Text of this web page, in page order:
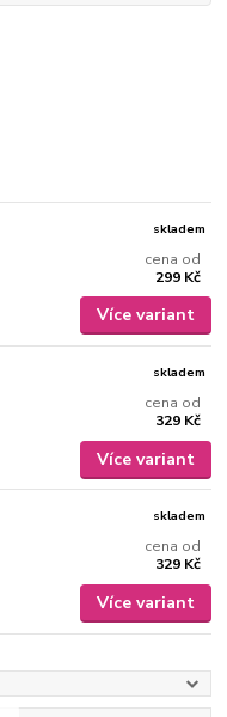
cena od
299 Kč
skladem
Více variant
cena od
329 Kč
skladem
Více variant
cena od
329 Kč
skladem
Více variant